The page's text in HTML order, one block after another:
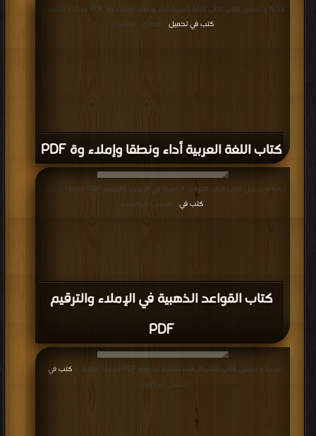
كتاب اللغة العربية أداء ونطقا وإملاء وة PDF
قراءة و تحميل كتاب كتاب اللغة العربية أداء ونطقا وإملاء وة PDF مجانا | مكتبة >
كتب في تحميل
| التحميل : مرة/مرات
كتاب القواعد الذهبية في الإملاء والترقيم
PDF
قراءة و تحميل كتاب كتاب القواعد الذهبية في الإملاء والترقيم PDF مجانا | مكتبة >
كتب في
| التحميل : مرة/مرات
قراءة و تحميل كتاب كتاب الإملاء نسخة مصورة PDF مجانا | مكتبة > كتب في
التحميل : مرة/مرات